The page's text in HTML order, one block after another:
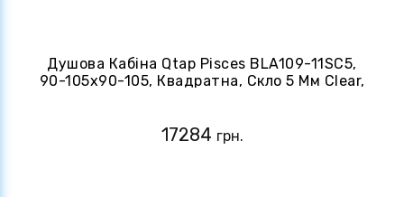
Душова Кабіна Qtap Pisces BLA109-11SC5,
90-105x90-105, Квадратна, Скло 5 Мм Clear,
17284 грн.